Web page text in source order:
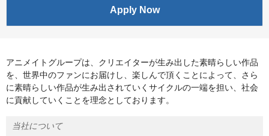
Apply Now
アニメイトグループは、クリエイターが生み出した素晴らしい作品
を、世界中のファンにお届けし、楽しんで頂くことによって、さら
に素晴らしい作品が生み出されていくサイクルの一端を担い、社会
に貢献していくことを理念としております。
当社について